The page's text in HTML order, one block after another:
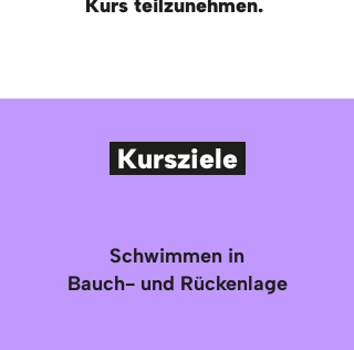
Kurs teilzunehmen.
Kursziele
Schwimmen in
Bauch- und Rückenlage